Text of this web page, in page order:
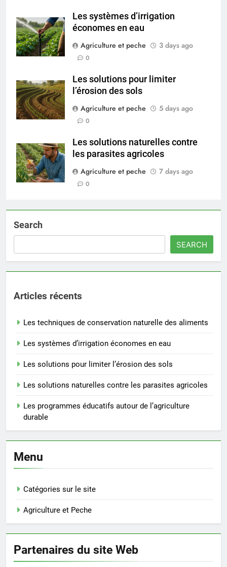
Les systèmes d’irrigation
économes en eau
Agriculture et peche
3 days ago
0
Les solutions pour limiter
l’érosion des sols
Agriculture et peche
5 days ago
0
Les solutions naturelles contre
les parasites agricoles
Agriculture et peche
7 days ago
0
Search
SEARCH
Articles récents
Les techniques de conservation naturelle des aliments
Les systèmes d’irrigation économes en eau
Les solutions pour limiter l’érosion des sols
Les solutions naturelles contre les parasites agricoles
Les programmes éducatifs autour de l’agriculture
durable
Menu
Catégories sur le site
Agriculture et Peche
Partenaires du site Web